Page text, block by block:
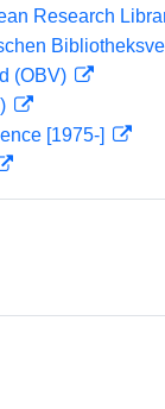
Research
(OBV)
[1975-]